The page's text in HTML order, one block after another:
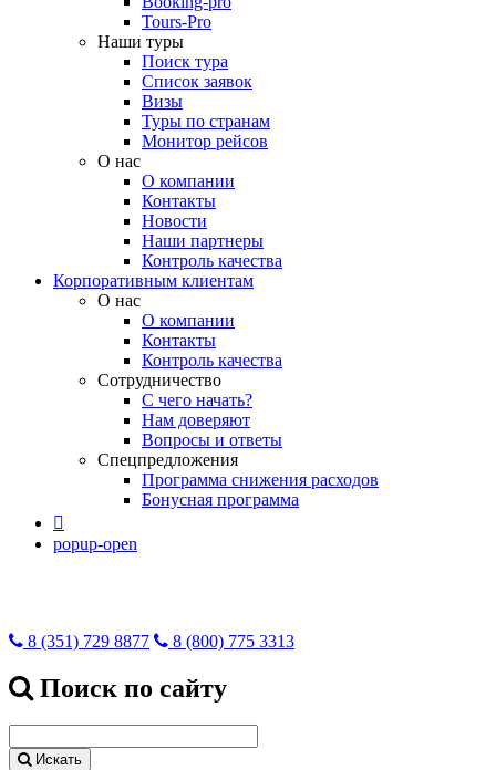
Tours-Pro
Наши туры
Поиск тура
Список заявок
Визы
Туры по странам
Монитор рейсов
О нас
О компании
Контакты
Новости
Наши партнеры
Контроль качества
Корпоративным клиентам
О нас
О компании
Контакты
Контроль качества
Сотрудничество
С чего начать?
Нам доверяют
Вопросы и ответы
Спецпредложения
Программа снижения расходов
Бонусная программа

popup-open
8 (351) 729 8877 8 (800) 775 3313
Поиск по сайту
Искать